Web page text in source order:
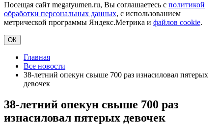
Посещая сайт megatyumen.ru, Вы соглашаетесь с политикой
обработки персональных данных, с использованием
метрической программы Яндекс.Метрика и файлов cookie.
ОК
Главная
Все новости
38-летний опекун свыше 700 раз изнасиловал пятерых
девочек
38-летний опекун свыше 700 раз
изнасиловал пятерых девочек